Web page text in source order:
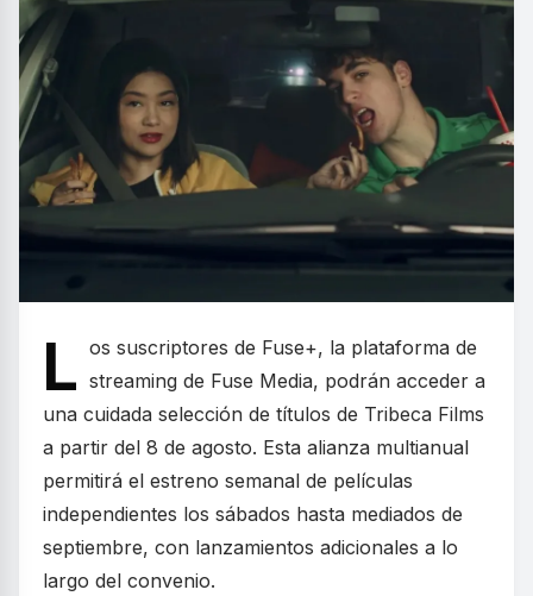
L os suscriptores de Fuse+, la plataforma de
streaming de Fuse Media, podrán acceder a
una cuidada selección de títulos de Tribeca Films
a partir del 8 de agosto. Esta alianza multianual
permitirá el estreno semanal de películas
independientes los sábados hasta mediados de
septiembre, con lanzamientos adicionales a lo
largo del convenio.